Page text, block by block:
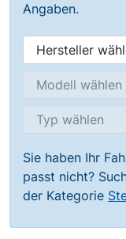
Angaben.
Sie haben Ihr
passt nicht?
der Kategorie